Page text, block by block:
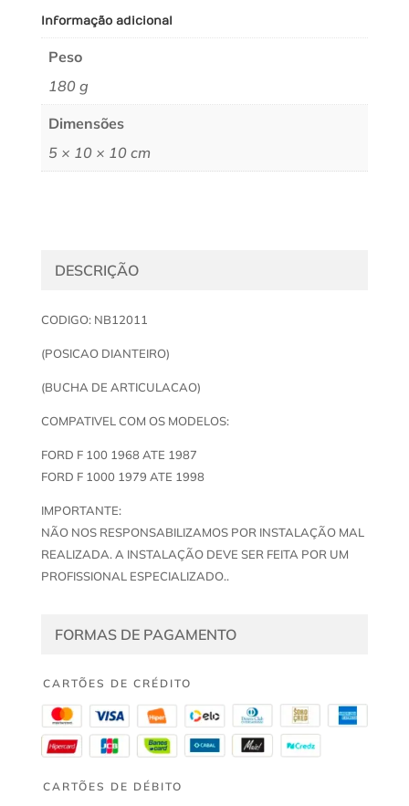
Informação adicional
Peso
180 g
Dimensões
5 × 10 × 10 cm
DESCRIÇÃO
CODIGO: NB12011
(POSICAO DIANTEIRO)
(BUCHA DE ARTICULACAO)
COMPATIVEL COM OS MODELOS:
FORD F 100 1968 ATE 1987
FORD F 1000 1979 ATE 1998
IMPORTANTE:
NÃO NOS RESPONSABILIZAMOS POR INSTALAÇÃO MAL
REALIZADA. A INSTALAÇÃO DEVE SER FEITA POR UM
PROFISSIONAL ESPECIALIZADO..
FORMAS DE PAGAMENTO
CARTÕES DE CRÉDITO
CARTÕES DE DÉBITO